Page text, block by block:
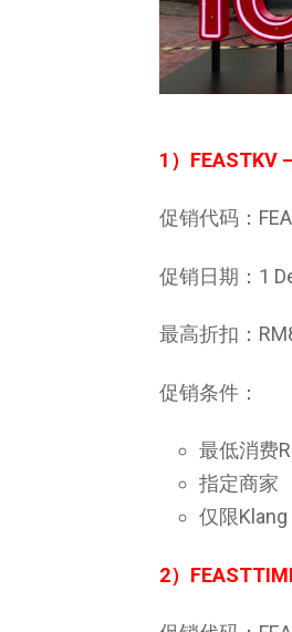
1）FEASTKV
促销代码：
促销日期：1
最高折扣：
促销条件：
最低消费
指定商家
仅限Klang
2）